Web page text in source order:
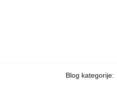
Blog kategorije: